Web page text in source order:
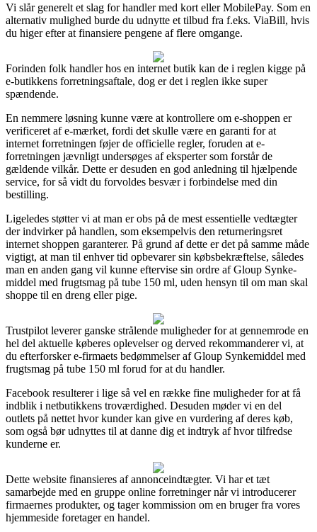
Vi slår generelt et slag for handler med kort eller MobilePay. Som en
alternativ mulighed burde du udnytte et tilbud fra f.eks. ViaBill, hvis
du higer efter at finansiere pengene af flere omgange.
Forinden folk handler hos en internet butik kan de i reglen kigge på
e-butikkens forretningsaftale, dog er det i reglen ikke super
spændende.
En nemmere løsning kunne være at kontrollere om e-shoppen er
verificeret af e-mærket, fordi det skulle være en garanti for at
internet forretningen føjer de officielle regler, foruden at e-
forretningen jævnligt undersøges af eksperter som forstår de
gældende vilkår. Dette er desuden en god anledning til hjælpende
service, for så vidt du forvoldes besvær i forbindelse med din
bestilling.
Ligeledes støtter vi at man er obs på de mest essentielle vedtægter
der indvirker på handlen, som eksempelvis den returneringsret
internet shoppen garanterer. På grund af dette er det på samme måde
vigtigt, at man til enhver tid opbevarer sin købsbekræftelse, således
man en anden gang vil kunne eftervise sin ordre af Gloup Synke­
middel med frugtsmag på tube 150 ml, uden hensyn til om man skal
shoppe til en dreng eller pige.
Trustpilot leverer ganske strålende muligheder for at gennemrode en
hel del aktuelle køberes oplevelser og derved rekommanderer vi, at
du efterforsker e-firmaets bedømmelser af Gloup Synke­middel med
frugtsmag på tube 150 ml forud for at du handler.
Facebook resulterer i lige så vel en række fine muligheder for at få
indblik i netbutikkens troværdighed. Desuden møder vi en del
outlets på nettet hvor kunder kan give en vurdering af deres køb,
som også bør udnyttes til at danne dig et indtryk af hvor tilfredse
kunderne er.
Dette website finansieres af annonceindtægter. Vi har et tæt
samarbejde med en gruppe online forretninger når vi introducerer
firmaernes produkter, og tager kommission om en bruger fra vores
hjemmeside foretager en handel.